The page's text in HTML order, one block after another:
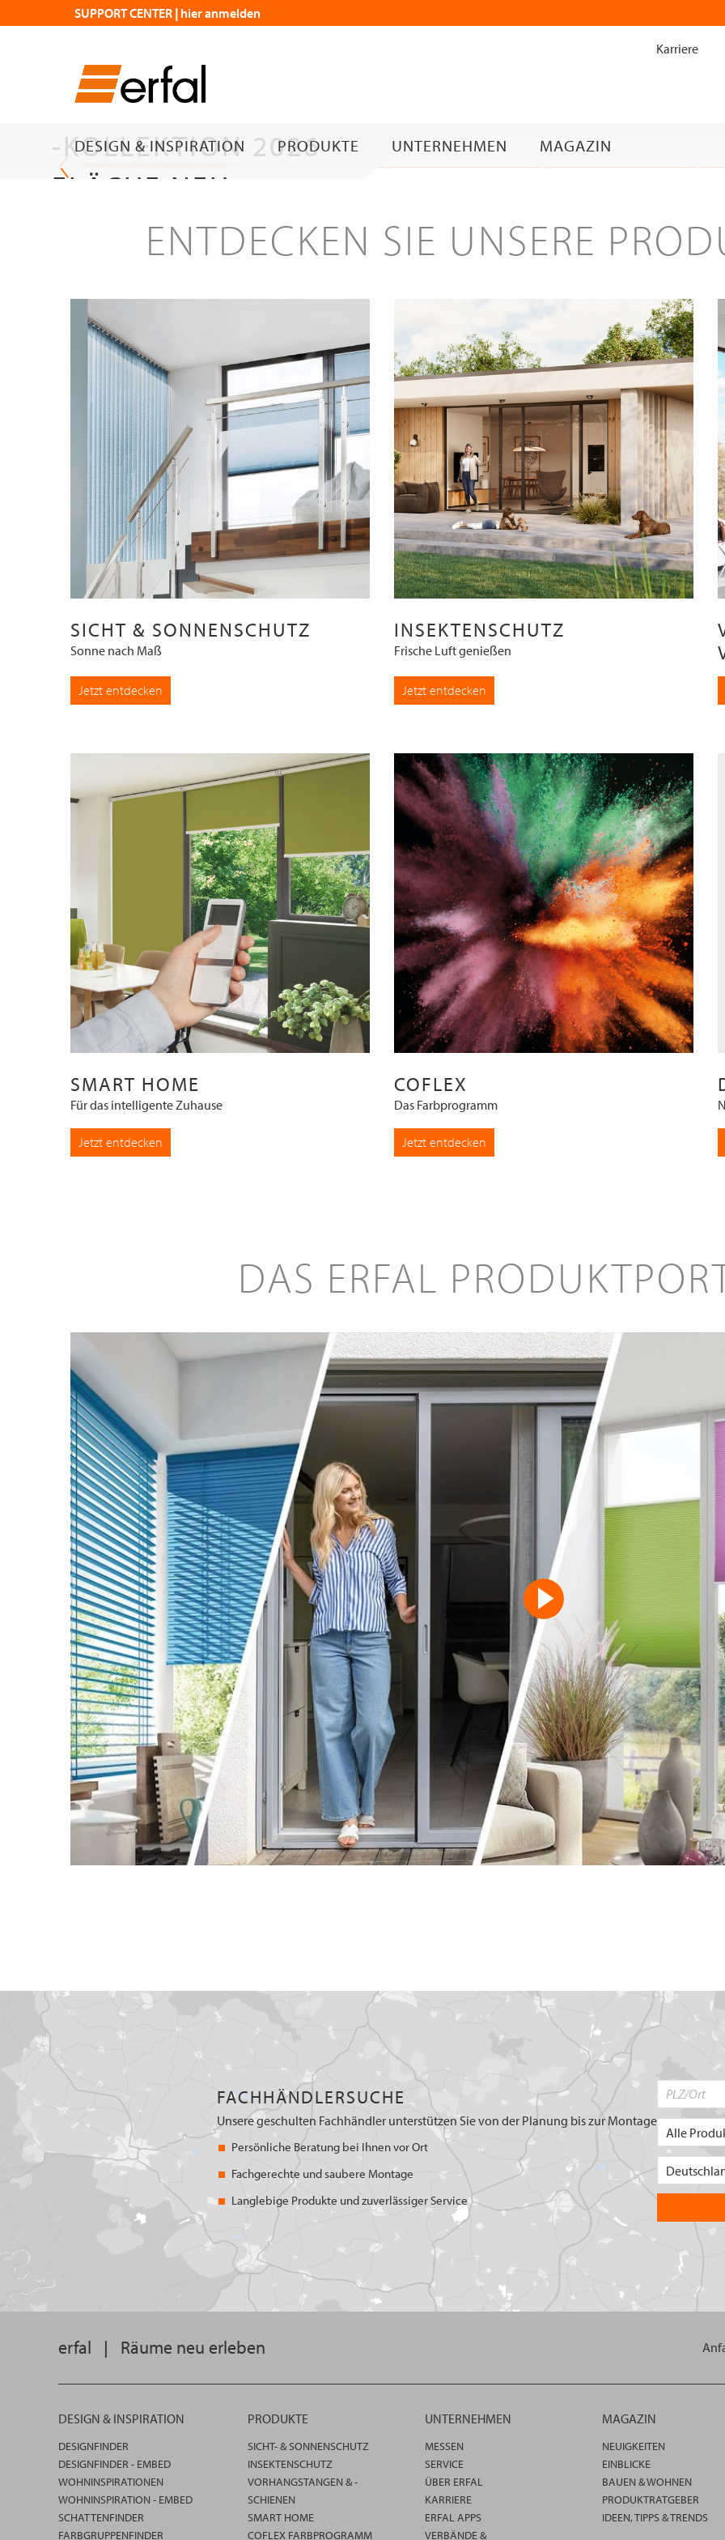
Inhalt
DESIGN & INSPIRATION PRODUKTE UNTERNEHMEN MAGAZIN
Karriere
SUPPORT CENTER | hier anmelden
DIE NEUE
FLÄCHENVORHANG
-KOLLEKTION 2026
FLÄCHE NEU
GEDACHT
erfal Magazin | Flächen mit Wirkung
ENTDECKEN SIE UNSERE
SICHT & SONNENSCHUTZ
Sonne nach Maß
Jetzt entdecken
INSEKTENSCHUTZ
Frische Luft genießen
Jetzt entdecken
SMART HOME
Für das intelligente Zuhause
Jetzt entdecken
COFLEX
Das Farbprogramm
Jetzt entdecken
DAS ERFAL
FACHHÄNDLERSUCHE
Unsere geschulten Fachhändler unterstützen Sie von der Planung bis zur Montage
Persönliche Beratung bei Ihnen vor Ort
Fachgerechte und saubere Montage
Langlebige Produkte und zuverlässiger Service
erfal | Räume neu erleben
DESIGN & INSPIRATION
DESIGNFINDER
DESIGNFINDER - EMBED
WOHNINSPIRATIONEN
WOHNINSPIRATION - EMBED
SCHATTENFINDER
FARBGRUPPENFINDER
PRODUKTE
SICHT- & SONNENSCHUTZ
INSEKTENSCHUTZ
VORHANGSTANGEN & -
SCHIENEN
SMART HOME
COFLEX FARBPROGRAMM
UNTERNEHMEN
MESSEN
SERVICE
ÜBER ERFAL
KARRIERE
ERFAL APPS
VERBÄNDE &
MAGAZIN
NEUIGKEITEN
EINBLICKE
BAUEN & WOHNEN
PRODUKTRATGEBER
IDEEN, TIPPS & TRENDS